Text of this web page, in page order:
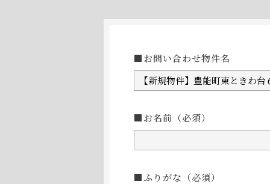
■お問い合わせ物件名
■お名前 （必須）
■ふりがな （必須）